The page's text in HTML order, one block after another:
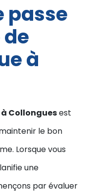
passe
à
Collonguesest
le bon
Lorsque vous
une
par évaluer